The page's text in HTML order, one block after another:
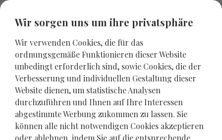
Wir sorgen uns um ihre privatsphäre
Wir verwenden Cookies, die für das
ordnungsgemäße Funktionieren dieser Website
unbedingt erforderlich sind, sowie Cookies, die der
Verbesserung und individuellen Gestaltung dieser
Website dienen, um statistische Analysen
durchzuführen und Ihnen auf Ihre Interessen
abgestimmte Werbung zukommen zu lassen. Sie
können alle nicht notwendigen Cookies akzeptieren